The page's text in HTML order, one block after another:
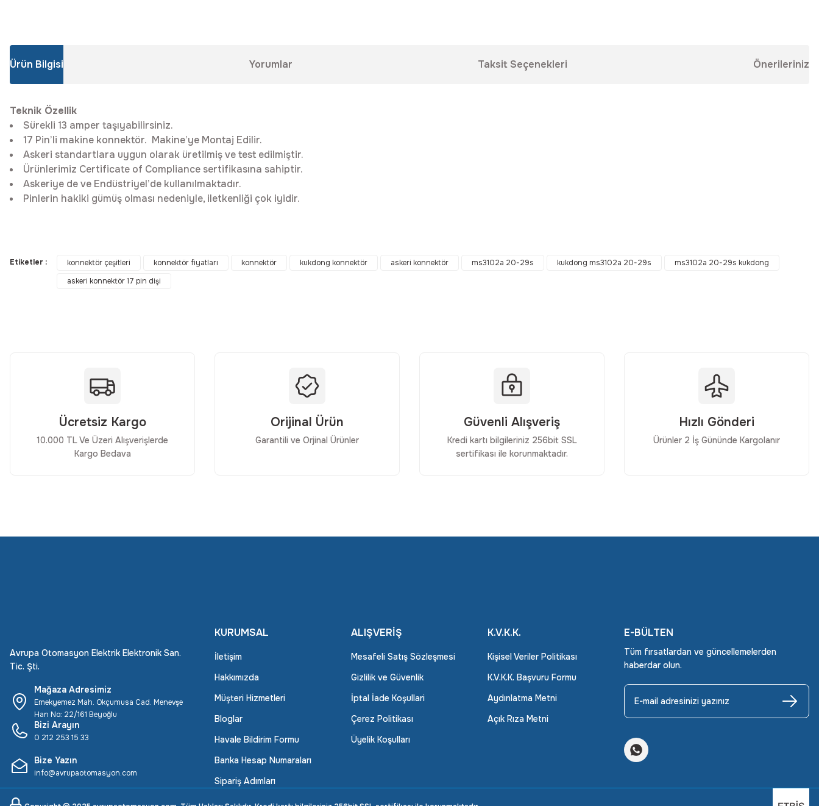
Ürün Bilgisi Yorumlar Taksit Seçenekleri Önerileriniz
Teknik Özellik
Sürekli 13 amper taşıyabilirsiniz.
17 Pin’li makine konnektör. Makine’ye Montaj Edilir.
Askeri standartlara uygun olarak üretilmiş ve test edilmiştir.
Ürünlerimiz Certificate of Compliance sertifikasına sahiptir.
Askeriye de ve Endüstriyel’de kullanılmaktadır.
Pinlerin hakiki gümüş olması nedeniyle, iletkenliği çok iyidir.
Ürün resmi kalitesiz, bozuk veya görüntülenemiyor.
Etiketler : konnektör çeşitleri konnektör fiyatları konnektör kukdong konnektör askeri konnektör ms3102a 20-29s kukdong ms3102a 20-29s
ms3102a 20-29s kukdong
askeri konnektör 17 pin dişi
Ücretsiz Kargo
10.000 TL Ve Üzeri Alışverişlerde
Kargo Bedava
Orijinal Ürün
Garantili ve Orjinal Ürünler
Güvenli Alışveriş
Kredi kartı bilgileriniz 256bit SSL
sertifikası ile korunmaktadır.
Hızlı Gönderi
Ürünler 2 İş Gününde Kargolanır
Avrupa Otomasyon Elektrik Elektronik San.
Tic. Şti.
Mağaza Adresimiz
Emekyemez Mah. Okçumusa Cad. Menevşe
Han No: 22/161 Beyoğlu
Bizi Arayın
0 212 253 15 33
Bize Yazın
info@avrupaotomasyon.com
KURUMSAL
İletişim
Hakkımızda
Müşteri Hizmetleri
Bloglar
Havale Bildirim Formu
Banka Hesap Numaraları
Sipariş Adımları
ALIŞVERİŞ
Mesafeli Satış Sözleşmesi
Gizlilik ve Güvenlik
İptal İade Koşullari
Çerez Politikası
Üyelik Koşulları
K.V.K.K.
Kişisel Veriler Politikası
K.V.K.K. Başvuru Formu
Aydınlatma Metni
Açık Rıza Metni
E-BÜLTEN
Tüm fırsatlardan ve güncellemelerden
haberdar olun.